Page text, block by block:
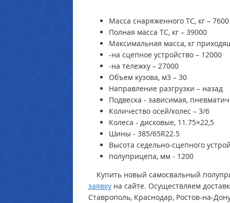
Масса снаряженного ТС, кг – 7600
Полная масса ТС, кг – 39000
Максимальная масса, кг
-на сцепное устройство – 12000
-на тележку – 27000
Объем кузова, м3 – 30
Направление разгрузки – назад
Подвеска - зависимая,
Количество осей/колес – 3/6
Колеса - дисковые, 11.75×22,5
Шины - 385/65R22.5
Высота седельно-сцепного
полуприцепа, мм - 1200
Купить новый самосвальный
заявку на сайте. Осуществляем
Ставрополь, Краснодар, Ростов-на-